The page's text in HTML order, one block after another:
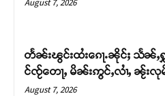
တ်ႇ တူဝ်ႈလုမ်ႈၾႃႉၼၼ်ႉ ၶ
ဝ်ႇၽူႈတွႆႇႁွၵ်ႈ လႆႈ
August 7, 2026
တႅၼ်းၽွင်းထႆးၵေႃႉၼိုင်ႈ သႅၼ်ႇႁွ
င်ၸႂ်တေႃႇ မိၼ်းဢွင်ႇလၢႆႇ ၼႂ်းလု
August 7, 2026